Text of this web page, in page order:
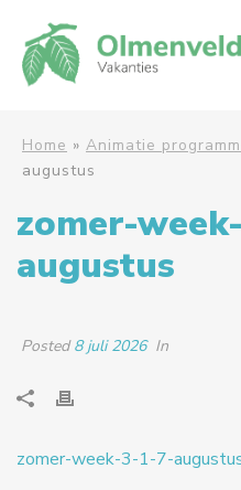
Home » Animatie
augustus
zomer-
augustus
Posted8 juli 2026 In
zomer-week-3-1-7-